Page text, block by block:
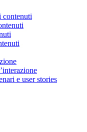
contenuti
e user stories